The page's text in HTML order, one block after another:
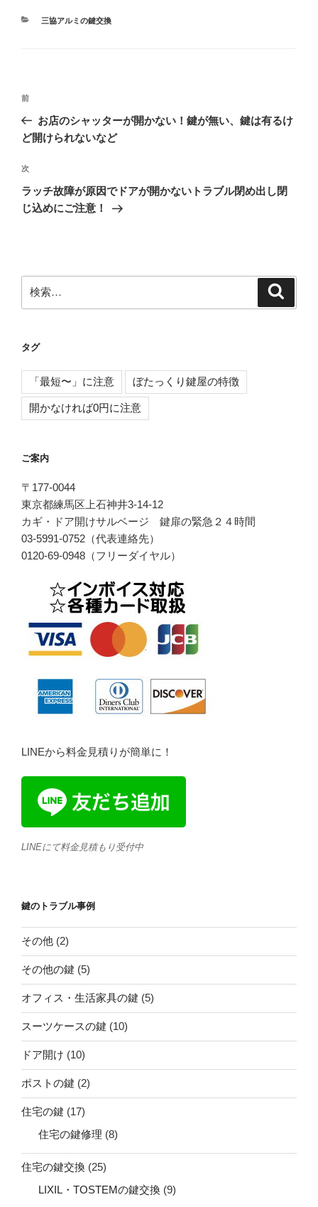
カ
三協アルミの鍵交換
投
ナ
ゲ
ー
シ
前
の
投
前
お店のシャッターが開かない！鍵が無い、鍵は有るけ
ど開けられないなど
次
の
投
次
ラッチ故障が原因でドアが開かないトラブル閉め出し閉
じ込めにご注意！
索:
タグ
「最短〜」に注意 ぼたっくり鍵屋の特徴
開かなければ0円に注意
ご案内
〒177-0044
東京都練馬区上石神井3-14-12
カギ・ドア開けサルベージ 鍵扉の緊急２４時間
03-5991-0752（代表連絡先）
0120-69-0948（フリーダイヤル）
LINEから料金見積りが簡単に！
LINEにて料金見積もり受付中
鍵のトラブル事例
その他 (2)
その他の鍵 (5)
オフィス・生活家具の鍵 (5)
スーツケースの鍵 (10)
ドア開け (10)
ポストの鍵 (2)
住宅の鍵 (17)
住宅の鍵修理 (8)
住宅の鍵交換 (25)
LIXIL・TOSTEMの鍵交換 (9)